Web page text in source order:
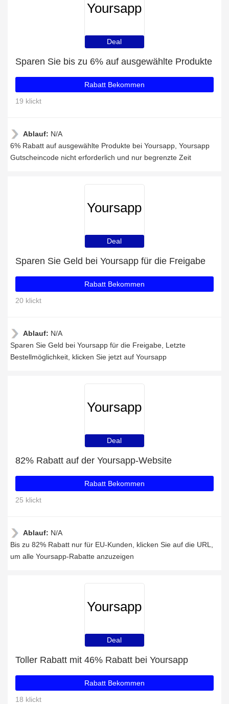
Yoursapp
Deal
Sparen Sie bis zu 6% auf ausgewählte Produkte
Rabatt Bekommen
19 klickt
Ablauf: N/A
6% Rabatt auf ausgewählte Produkte bei Yoursapp, Yoursapp
Gutscheincode nicht erforderlich und nur begrenzte Zeit
Yoursapp
Deal
Sparen Sie Geld bei Yoursapp für die Freigabe
Rabatt Bekommen
20 klickt
Ablauf: N/A
Sparen Sie Geld bei Yoursapp für die Freigabe, Letzte
Bestellmöglichkeit, klicken Sie jetzt auf Yoursapp
Yoursapp
Deal
82% Rabatt auf der Yoursapp-Website
Rabatt Bekommen
25 klickt
Ablauf: N/A
Bis zu 82% Rabatt nur für EU-Kunden, klicken Sie auf die URL,
um alle Yoursapp-Rabatte anzuzeigen
Yoursapp
Deal
Toller Rabatt mit 46% Rabatt bei Yoursapp
Rabatt Bekommen
18 klickt